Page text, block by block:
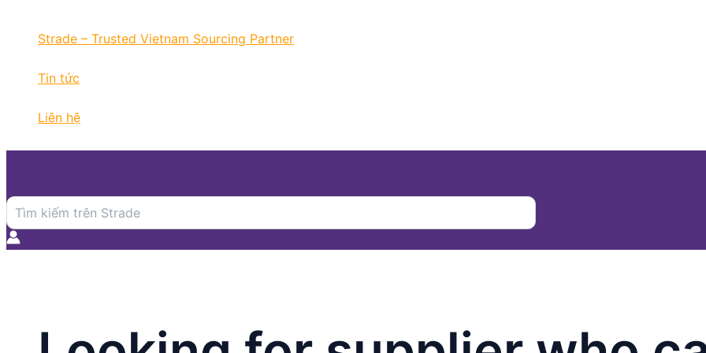
Strade – Trusted Vietnam Sourcing Partner
Tin tức
Liên hệ
Search
for: